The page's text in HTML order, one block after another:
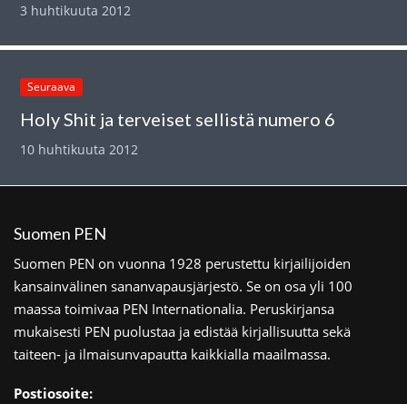
3 huhtikuuta 2012
Seuraava
Holy Shit ja terveiset sellistä numero 6
10 huhtikuuta 2012
Suomen PEN
Suomen PEN on vuonna 1928 perustettu kirjailijoiden
kansainvälinen sananvapausjärjestö. Se on osa yli 100
maassa toimivaa PEN Internationalia. Peruskirjansa
mukaisesti PEN puolustaa ja edistää kirjallisuutta sekä
taiteen- ja ilmaisunvapautta kaikkialla maailmassa.
Postiosoite: